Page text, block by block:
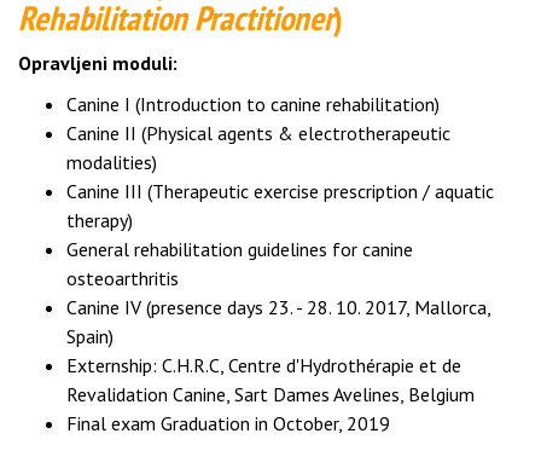
Rehabilitation Practitioner)
Opravljeni moduli:
Canine I (Introduction to canine rehabilitation)
Canine II (Physical agents & electrotherapeutic
modalities)
Canine III (Therapeutic exercise prescription / aquatic
therapy)
General rehabilitation guidelines for canine
osteoarthritis
Canine IV (presence days 23. - 28. 10. 2017, Mallorca,
Spain)
Externship: C.H.R.C, Centre d'Hydrothérapie et de
Revalidation Canine, Sart Dames Avelines, Belgium
Final exam Graduation in October, 2019